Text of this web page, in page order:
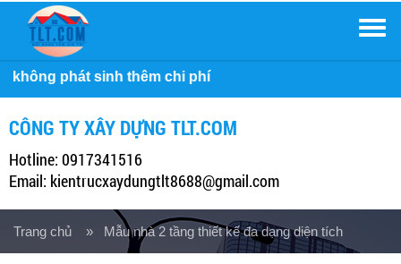
CÔNG TY XÂY DỰNG TLT.COM
Hotline: 0917341516
Email: kientrucxaydungtlt8688@gmail.com
Trang chủ » Mẫu nhà 2 tầng thiết kế đa dạng diện tích